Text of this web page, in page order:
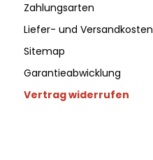
Zahlungsarten
Liefer- und Versandkosten
Sitemap
Garantieabwicklung
Vertrag widerrufen